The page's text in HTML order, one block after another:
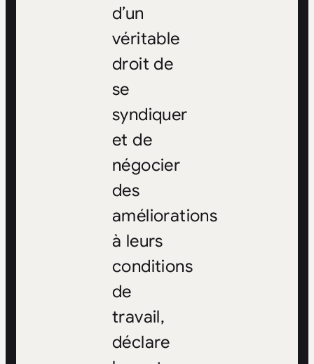
d’un
véritable
droit de
se
syndiquer
et de
négocier
des
améliorations
à leurs
conditions
de
travail,
déclare